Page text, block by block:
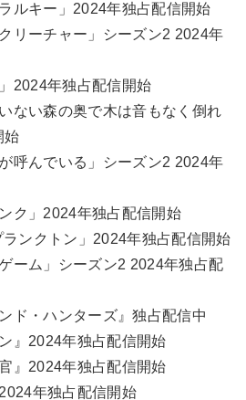
ルキー」2024年独占配信開始
リーチャー」シーズン2 2024年
2024年独占配信開始
ない森の奥で木は音もなく倒れ
始
呼んでいる」シーズン2 2024年
ク」2024年独占配信開始
ンクトン」2024年独占配信開始
ーム」シーズン2 2024年独占配
ド・ハンターズ』独占配信中
』2024年独占配信開始
』2024年独占配信開始
年独占配信開始